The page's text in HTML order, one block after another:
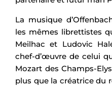
La musique
les mêmes librettistes
Meilhac et Ludovic
chef-d’œuvre de celui
Mozart des Champs-
plus que la créatrice du